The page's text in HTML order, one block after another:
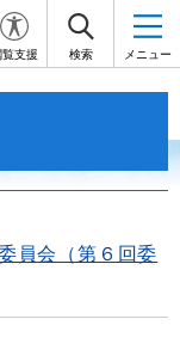
覧支援 検索 メニュー
員会（第６回委